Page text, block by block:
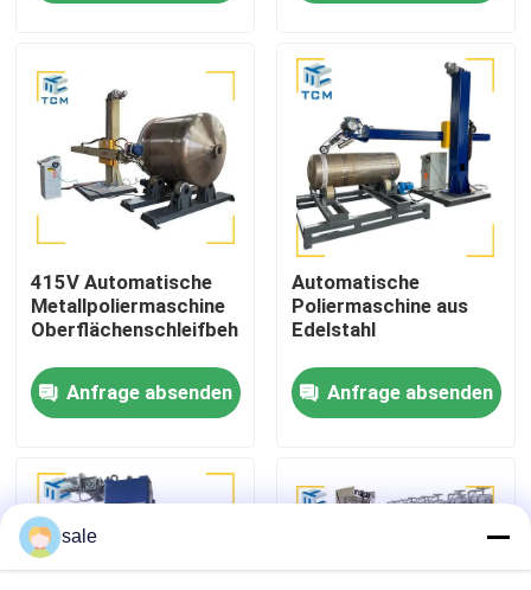
Werksbesichtigung
Qualitätskontrolle
Kontakt mit uns
Bitte um ein Angebot
Tankpoliermaschine
415V Automatische
Metallpoliermaschine
Oberflächenschleifbehälter
Anfrage absenden
Automatische
Poliermaschine aus
Edelstahl
Anfrage absenden
sale